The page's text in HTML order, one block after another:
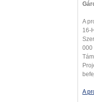
A
16-
000
A